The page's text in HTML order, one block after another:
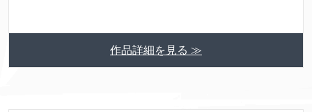
作品詳細を見る ≫